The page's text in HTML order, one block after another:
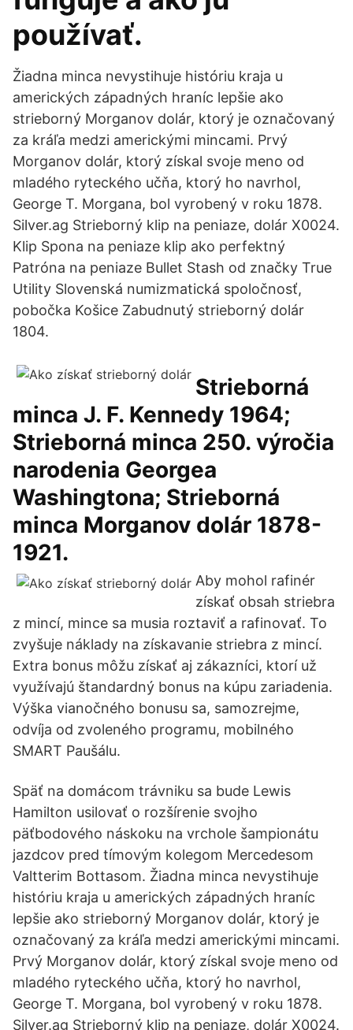
používať.
Žiadna minca nevystihuje históriu kraja u
amerických západných hraníc lepšie ako
strieborný Morganov dolár, ktorý je označovaný
za kráľa medzi americkými mincami. Prvý
Morganov dolár, ktorý získal svoje meno od
mladého ryteckého učňa, ktorý ho navrhol,
George T. Morgana, bol vyrobený v roku 1878.
Silver.ag Strieborný klip na peniaze, dolár X0024.
Klip Spona na peniaze klip ako perfektný
Patróna na peniaze Bullet Stash od značky True
Utility Slovenská numizmatická spoločnosť,
pobočka Košice Zabudnutý strieborný dolár
1804.
Strieborná
minca J. F. Kennedy 1964;
Strieborná minca 250. výročia
narodenia Georgea
Washingtona; Strieborná
minca Morganov dolár 1878-
1921.
Aby mohol rafinér
získať obsah striebra
z mincí, mince sa musia roztaviť a rafinovať. To
zvyšuje náklady na získavanie striebra z mincí.
Extra bonus môžu získať aj zákazníci, ktorí už
využívajú štandardný bonus na kúpu zariadenia.
Výška vianočného bonusu sa, samozrejme,
odvíja od zvoleného programu, mobilného
SMART Paušálu.
Späť na domácom trávniku sa bude Lewis
Hamilton usilovať o rozšírenie svojho
päťbodového náskoku na vrchole šampionátu
jazdcov pred tímovým kolegom Mercedesom
Valtterim Bottasom. Žiadna minca nevystihuje
históriu kraja u amerických západných hraníc
lepšie ako strieborný Morganov dolár, ktorý je
označovaný za kráľa medzi americkými mincami.
Prvý Morganov dolár, ktorý získal svoje meno od
mladého ryteckého učňa, ktorý ho navrhol,
George T. Morgana, bol vyrobený v roku 1878.
Silver.ag Strieborný klip na peniaze, dolár X0024.